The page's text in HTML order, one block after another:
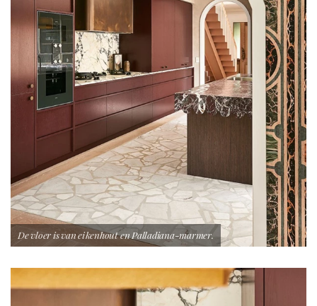
De vloer is van eikenhout en Palladiana-marmer.